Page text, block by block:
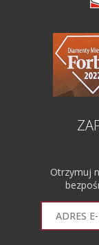
Otrzymuj